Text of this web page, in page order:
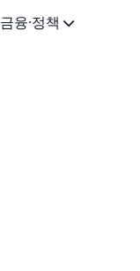
금융·정책